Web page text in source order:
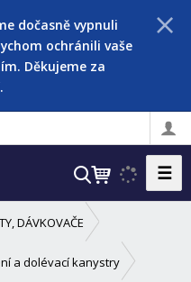
dočasně vypnuli
ochránili vaše
Děkujeme za
V
h
l
e
☰
DÁVKOVAČE
a dolévací kanystry